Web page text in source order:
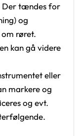
Der tændes for
og
røret.
kan gå videre
eller
markere og
og evt.